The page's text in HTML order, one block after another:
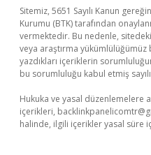
Sitemiz, 5651 Sayılı Kanun
Kurumu (BTK) tarafından
vermektedir. Bu nedenle,
veya araştırma
yazdıkları içeriklerin
bu sorumluluğu kabul etmiş
Hukuka ve yasal düzenlemelere
içerikleri,
halinde, ilgili içerikler yasal süre